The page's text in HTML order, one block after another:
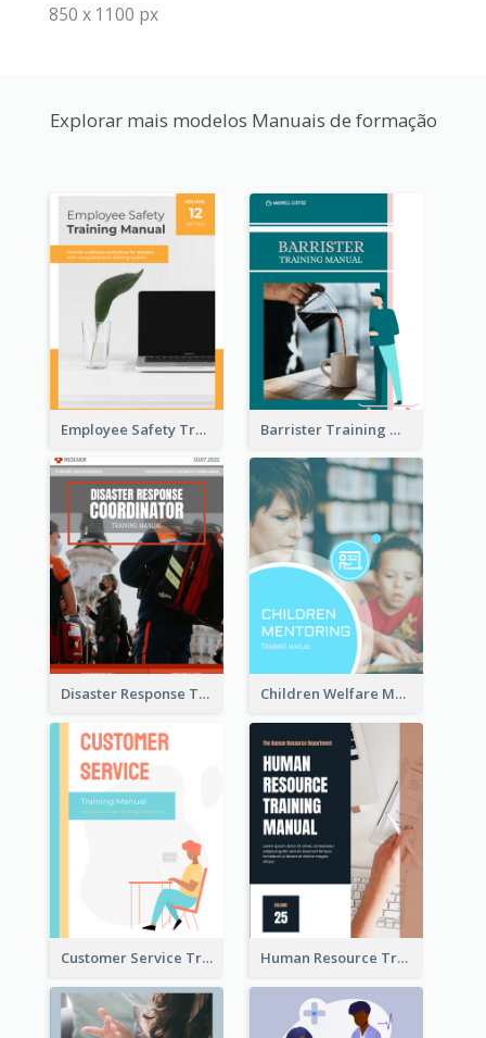
850 x 1100 px
Explorar mais modelos Manuais de formação
Employee Safety Training Manual Barrister Training Manual
Disaster Response Training Manual Children Welfare Mentor Training Manual
Customer Service Training Manual Human Resource Training Manual